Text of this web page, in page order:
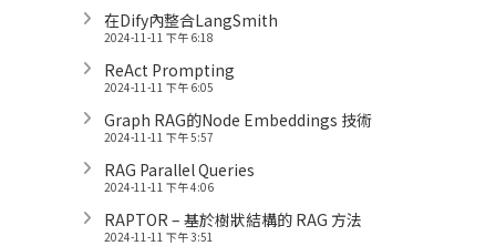
在Dify內整合LangSmith
2024-11-11 下午 6:18
ReAct Prompting
2024-11-11 下午 6:05
Graph RAG的Node Embeddings 技術
2024-11-11 下午 5:57
RAG Parallel Queries
2024-11-11 下午 4:06
RAPTOR – 基於樹狀結構的 RAG 方法
2024-11-11 下午 3:51